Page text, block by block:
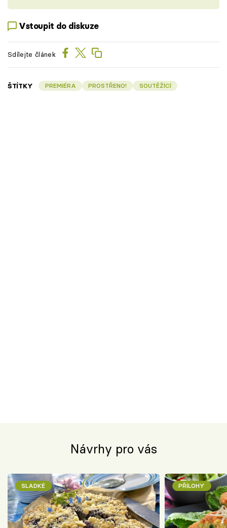
Vstoupit do diskuze
Sdílejte článek
ŠTÍTKY PREMIÉRA PROSTŘENO! SOUTĚŽÍCÍ
Návrhy pro vás
SLADKÉ PŘÍLOHY